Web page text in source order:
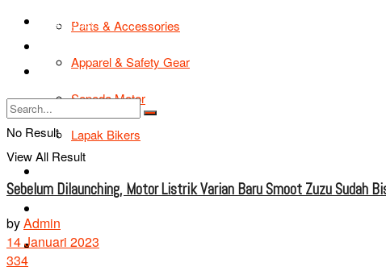
Parts & Accessories
Apparel & Safety Gear
Sepeda Motor
Lapak Bikers
TIPS & TRIK
TIPS & TRIK
Tentang Kami
No Result
View All Result
Sebelum Dilaunching, Motor Listrik Varian Baru Smoot Zuzu Sudah
byAdmin
14 Januari 2023
334